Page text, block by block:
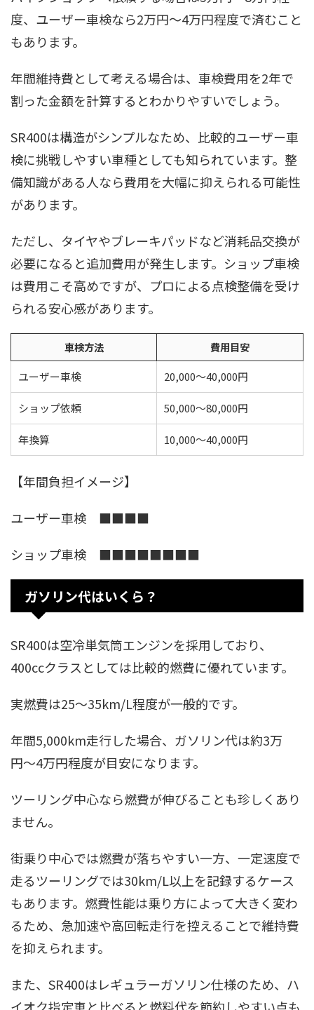
度、ユーザー車検なら2万円〜4万円程度で済むこと
もあります。
年間維持費として考える場合は、車検費用を2年で
割った金額を計算するとわかりやすいでしょう。
SR400は構造がシンプルなため、比較的ユーザー車
検に挑戦しやすい車種としても知られています。整
備知識がある人なら費用を大幅に抑えられる可能性
があります。
ただし、タイヤやブレーキパッドなど消耗品交換が
必要になると追加費用が発生します。ショップ車検
は費用こそ高めですが、プロによる点検整備を受け
られる安心感があります。
車検方法
費用目安
ユーザー車検
20,000〜40,000円
ショップ依頼 50,000〜80,000円
年換算 10,000〜40,000円
【年間負担イメージ】
ユーザー車検 ■■■■
ショップ車検 ■■■■■■■■
ガソリン代はいくら？
SR400は空冷単気筒エンジンを採用しており、
400ccクラスとしては比較的燃費に優れています。
実燃費は25〜35km/L程度が一般的です。
年間5,000km走行した場合、ガソリン代は約3万
円〜4万円程度が目安になります。
ツーリング中心なら燃費が伸びることも珍しくあり
ません。
街乗り中心では燃費が落ちやすい一方、一定速度で
走るツーリングでは30km/L以上を記録するケース
もあります。燃費性能は乗り方によって大きく変わ
るため、急加速や高回転走行を控えることで維持費
を抑えられます。
また、SR400はレギュラーガソリン仕様のため、ハ